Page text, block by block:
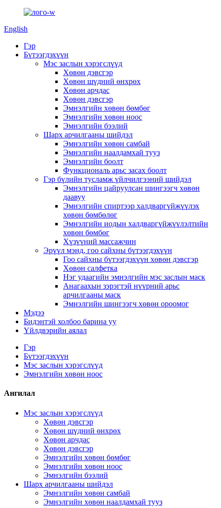
English
Гэр
Бүтээгдэхүүн
Мэс заслын хэрэгслүүд
Хөвөн дэвсгэр
Хөвөн шүдний өнхрөх
Хөвөн арчдас
Хөвөн дэвсгэр
Эмнэлгийн хөвөн бөмбөг
Эмнэлгийн хөвөн ноос
Эмнэлгийн бээлий
Шарх арчилгааны шийдэл
Эмнэлгийн хөвөн самбай
Эмнэлгийн наалдамхай тууз
Эмнэлгийн боолт
Функциональ арьс засах боолт
Гэр бүлийн тусламж үйлчилгээний шийдэл
Эмнэлгийн цайруулсан шингээгч хөвөн
даавуу
Эмнэлгийн спиртээр халдваргүйжүүлэх
хөвөн бөмбөлөг
Эмнэлгийн иодын халдваргүйжүүлэлтийн
хөвөн бөмбөг
Хүзүүний массажчин
Эрүүл мэнд, гоо сайхны бүтээгдэхүүн
Гоо сайхны бүтээгдэхүүн хөвөн дэвсгэр
Хөвөн салфетка
Нэг удаагийн эмнэлгийн мэс заслын маск
Анагаахын зэрэгтэй нүүрний арьс
арчилгааны маск
Эмнэлгийн шингээгч хөвөн ороомог
Мэдээ
Бидэнтэй холбоо барина уу
Үйлдвэрийн аялал
Гэр
Бүтээгдэхүүн
Мэс заслын хэрэгслүүд
Эмнэлгийн хөвөн ноос
Ангилал
Мэс заслын хэрэгслүүд
Хөвөн дэвсгэр
Хөвөн шүдний өнхрөх
Хөвөн арчдас
Хөвөн дэвсгэр
Эмнэлгийн хөвөн бөмбөг
Эмнэлгийн хөвөн ноос
Эмнэлгийн бээлий
Шарх арчилгааны шийдэл
Эмнэлгийн хөвөн самбай
Эмнэлгийн хөвөн наалдамхай тууз